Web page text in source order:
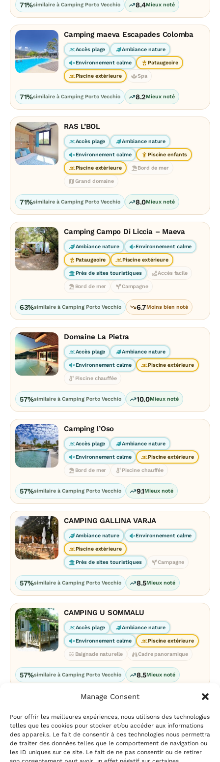
Manage Consent
Pour offrir les meilleures expériences, nous utilisons des technologies
telles que les cookies pour stocker et/ou accéder aux informations
des appareils. Le fait de consentir à ces technologies nous permettra
de traiter des données telles que le comportement de navigation ou
les ID uniques sur ce site. Le fait de ne pas consentir ou de retirer
71%similaire à Camping Porto Vecchio 8.4Mieux noté
Camping maeva Escapades Colomba
Accès plage Ambiance nature
Environnement calme Pataugeoire
Piscine extérieure Spa
71%similaire à Camping Porto Vecchio 8.2Mieux noté
RAS L’BOL
Accès plage Ambiance nature
Environnement calme Piscine enfants
Piscine extérieure Bord de mer
Grand domaine
71%similaire à Camping Porto Vecchio 8.0Mieux noté
Camping Campo Di Liccia – Maeva
Ambiance nature Environnement calme
Pataugeoire Piscine extérieure
Près de sites touristiques Accès facile
Bord de mer Campagne
63%similaire à Camping Porto Vecchio 6.7Moins bien noté
Domaine La Pietra
Accès plage Ambiance nature
Environnement calme Piscine extérieure
Piscine chauffée
57%similaire à Camping Porto Vecchio 10.0Mieux noté
Camping l’Oso
Accès plage Ambiance nature
Environnement calme Piscine extérieure
Bord de mer Piscine chauffée
57%similaire à Camping Porto Vecchio 9.1Mieux noté
CAMPING GALLINA VARJA
Ambiance nature Environnement calme
Piscine extérieure
Près de sites touristiques Campagne
57%similaire à Camping Porto Vecchio 8.5Mieux noté
CAMPING U SOMMALU
Accès plage Ambiance nature
Environnement calme Piscine extérieure
Baignade naturelle Cadre panoramique
57%similaire à Camping Porto Vecchio 8.5Mieux noté
Mentions légales|Politique